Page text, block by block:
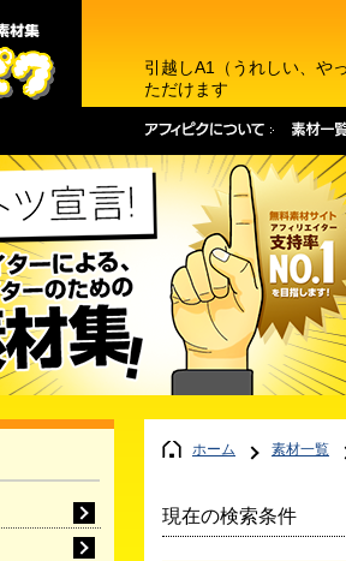
引越しA1（うれしい、や
ただけます
ホーム 素材一覧
現在の検索条件